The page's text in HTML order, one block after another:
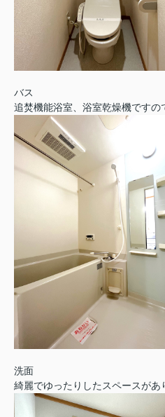
バス
追焚機能浴室、浴室乾燥機ですの
洗面
綺麗でゆったりしたスペースがあ